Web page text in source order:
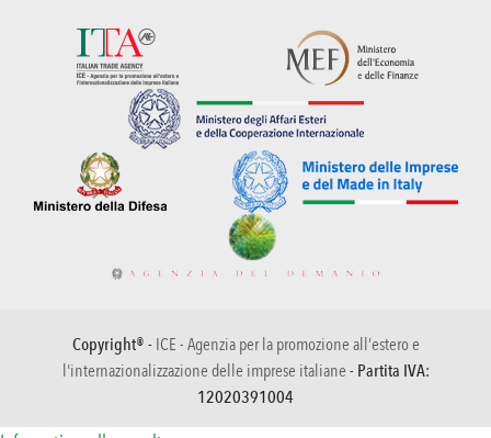
Copyright® - ICE - Agenzia per la promozione all’estero e
l'internazionalizzazione delle imprese italiane - Partita IVA:
12020391004